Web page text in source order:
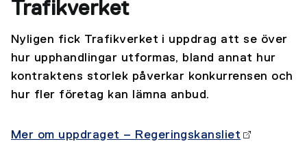
Trafikverket
Nyligen fick Trafikverket i uppdrag att se över
hur upphandlingar utformas, bland annat hur
kontraktens storlek påverkar konkurrensen och
hur fler företag kan lämna anbud.
Mer om uppdraget – Regeringskansliet